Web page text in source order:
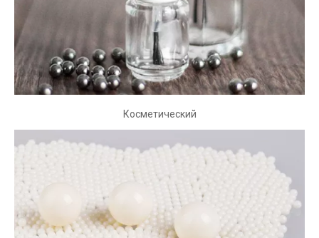
Косметический
Шары из нержавеющей стали используются в
косметической промышленности из -за ее хорошей
коррозионной стойкости и способности безопасно
связываться с кожей человека.
Косметический